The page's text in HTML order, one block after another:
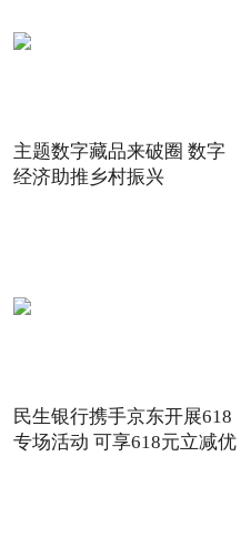
主题数字藏品来破圈 数字
经济助推乡村振兴
民生银行携手京东开展618
专场活动 可享618元立减优